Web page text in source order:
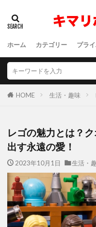
ホーム カテゴリー プラ
HOME 生活・趣味
レゴの魅力とは？
出す永遠の愛！
2023年10月1日 生活・